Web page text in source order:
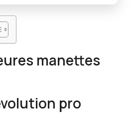
manettes
pro